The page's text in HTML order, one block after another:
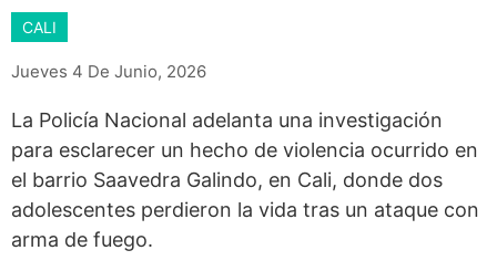
CALI
Jueves 4 De Junio, 2026
La Policía Nacional adelanta una investigación
para esclarecer un hecho de violencia ocurrido en
el barrio Saavedra Galindo, en Cali, donde dos
adolescentes perdieron la vida tras un ataque con
arma de fuego.